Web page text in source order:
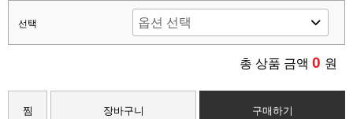
선택
총 상품 금액 0 원
찜 장바구니 구매하기